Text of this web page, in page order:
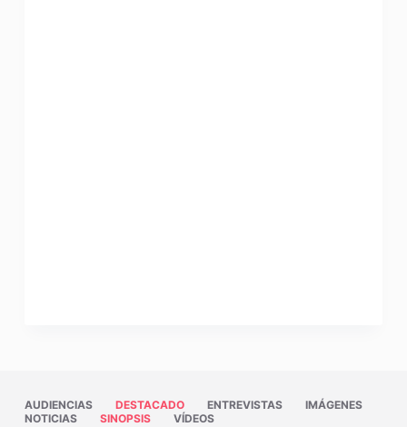
AUDIENCIAS DESTACADO ENTREVISTAS
IMÁGENES
NOTICIAS
SINOPSIS VÍDEOS